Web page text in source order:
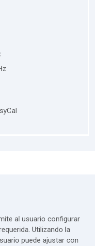
al usuario configurar
Utilizando la
puede ajustar con